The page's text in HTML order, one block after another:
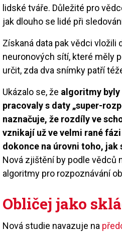
lidské tváře. Důležité pro
jak dlouho se lidé při
Získaná data pak vědci vložili
neuronových sítí, které měly
určit, zda dva snímky patří
Ukázalo se, že algoritmy byly
pracovaly s daty „super-
naznačuje, že rozdíly ve
vznikají už ve velmi rané
dokonce na úrovni toho,
Nová zjištění by podle vědců
algoritmy pro rozpoznávání
Obličej jako
Nová studie navazuje na